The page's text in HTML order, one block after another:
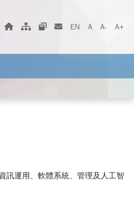
回首頁網站地圖相關網站聯絡我們
EN 字體大小選擇
A A- A+
訊運用、軟體系統、管理及人工智